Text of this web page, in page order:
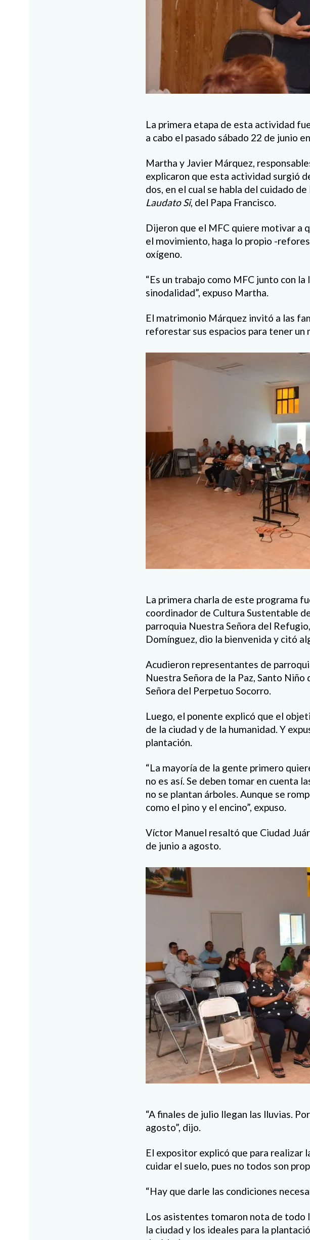
La primera etapa de esta actividad
a cabo el pasado sábado 22 de junio
Martha y Javier Márquez,
explicaron que esta actividad surgió
dos, en el cual se habla del cuidado de
Laudato Si, del Papa Francisco.
Dijeron que el MFC quiere motivar a
el movimiento, haga lo propio -
oxígeno.
“Es un trabajo como MFC junto con
sinodalidad”, expuso Martha.
El matrimonio Márquez invitó a las
reforestar sus espacios para tener
La primera charla de este programa
coordinador de Cultura Sustentable
parroquia Nuestra Señora del
Domínguez, dio la bienvenida y citó
Acudieron representantes de
Nuestra Señora de la Paz, Santo
Señora del Perpetuo Socorro.
Luego, el ponente explicó que el
de la ciudad y de la humanidad. Y
plantación.
“La mayoría de la gente primero
no es así. Se deben tomar en cuenta
no se plantan árboles. Aunque se
como el pino y el encino”, expuso.
Víctor Manuel resaltó que Ciudad
de junio a agosto.
“A finales de julio llegan las lluvias.
agosto”, dijo.
El expositor explicó que para realizar
cuidar el suelo, pues no todos son
“Hay que darle las condiciones
Los asistentes tomaron nota de todo
la ciudad y los ideales para la